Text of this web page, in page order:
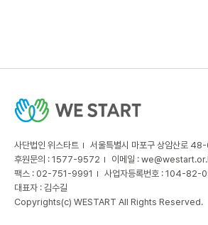
사단법인 위스타트
서울특별시 마포구 상암산로
후원문의 : 1577-9572
이메일 :
팩스 : 02-751-9991
사업자등록번호 : 104-82-
대표자 : 김수길
Copyrights(c) WESTART All Rights Reserved.